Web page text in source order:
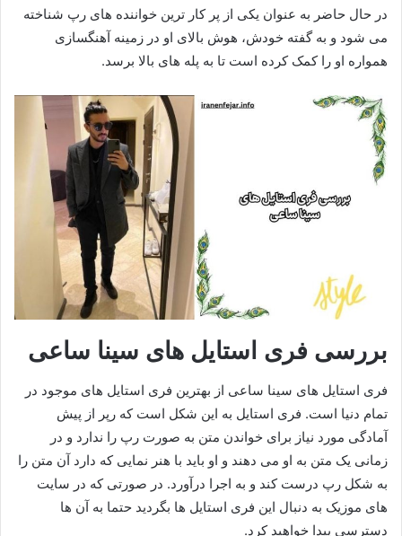
در حال حاضر به عنوان یکی از پر کار ترین خواننده های رپ شناخته
می شود و به گفته خودش، هوش بالای او در زمینه آهنگسازی
همواره او را کمک کرده است تا به پله های بالا برسد.
بررسی فری استایل های سینا ساعی
فری استایل های سینا ساعی از بهترین فری استایل های موجود در
تمام دنیا است. فری استایل به این شکل است که رپر از پیش
آمادگی مورد نیاز برای خواندن متن به صورت رپ را ندارد و در
زمانی یک متن به او می‌ دهند و او باید با هنر نمایی که دارد آن متن را
به شکل رپ درست کند و به اجرا درآورد. در صورتی که در سایت
های موزیک به دنبال این فری استایل ها بگردید حتما به آن ها
دسترسی پیدا خواهید کرد.